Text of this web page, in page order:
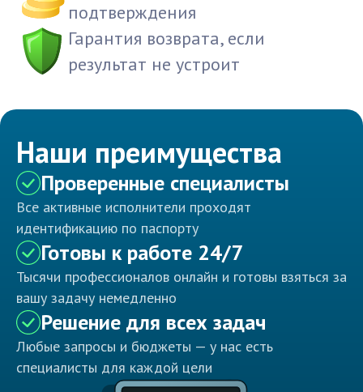
подтверждения
Гарантия возврата, если
результат не устроит
Наши преимущества
Проверенные специалисты
Все активные исполнители проходят
идентификацию по паспорту
Готовы к работе 24/7
Тысячи профессионалов онлайн и готовы взяться за
вашу задачу немедленно
Решение для всех задач
Любые запросы и бюджеты — у нас есть
специалисты для каждой цели